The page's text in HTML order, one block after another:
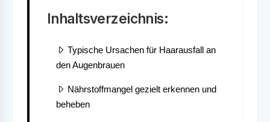
Inhaltsverzeichnis:
Typische Ursachen für Haarausfall an
den Augenbrauen
Nährstoffmangel gezielt erkennen und
beheben